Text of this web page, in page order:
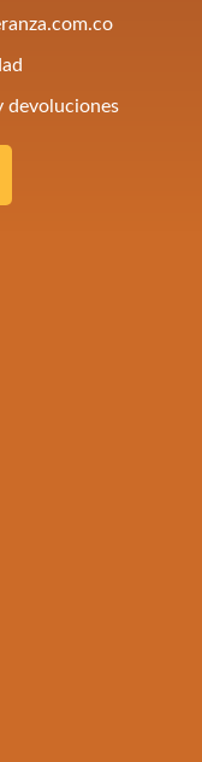
devoluciones